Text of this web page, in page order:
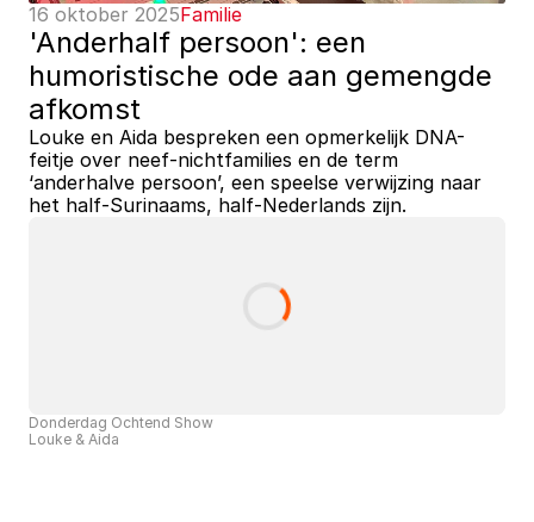
16 oktober 2025Familie
'Anderhalf persoon': een
humoristische ode aan gemengde
afkomst
Louke en Aida bespreken een opmerkelijk DNA-
feitje over neef-nichtfamilies en de term
‘anderhalve persoon’, een speelse verwijzing naar
het half-Surinaams, half-Nederlands zijn.
Donderdag Ochtend Show
Louke & Aida